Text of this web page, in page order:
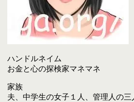
ハンドルネイム
お金と心の探検家マネマネ
家族
夫、中学生の女子１人、管理人の三